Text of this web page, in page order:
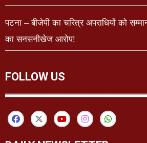
पटना – बीजेपी का चरित्र अपराधियों को
का सनसनीखेज आरोप!
FOLLOW US